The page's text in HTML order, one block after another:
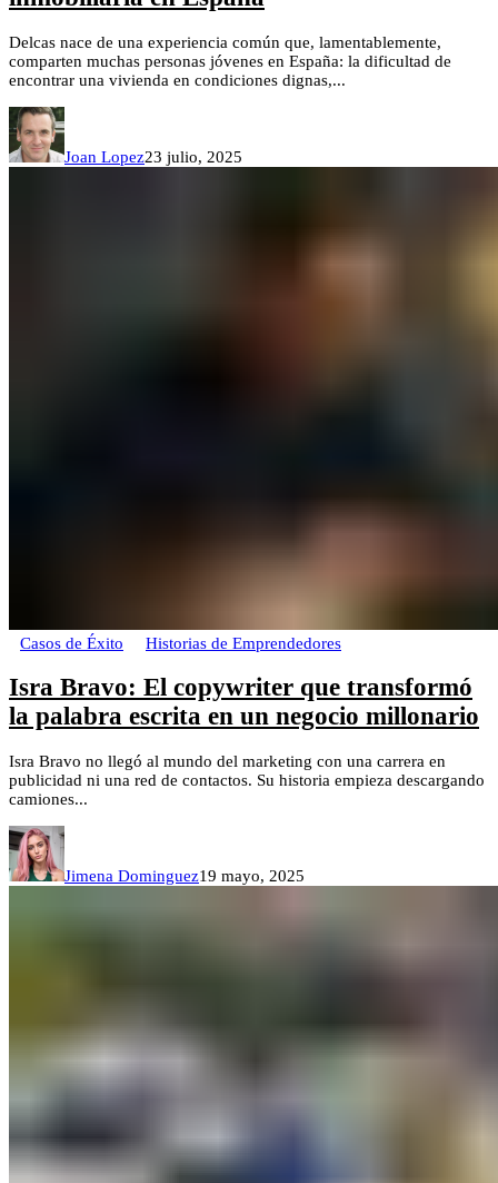
Delcas nace de una experiencia común que, lamentablemente,
comparten muchas personas jóvenes en España: la dificultad de
encontrar una vivienda en condiciones dignas,...
Joan Lopez23 julio, 2025
Casos de Éxito Historias de Emprendedores
Isra Bravo: El copywriter que transformó
la palabra escrita en un negocio millonario
Isra Bravo no llegó al mundo del marketing con una carrera en
publicidad ni una red de contactos. Su historia empieza descargando
camiones...
Jimena Dominguez19 mayo, 2025